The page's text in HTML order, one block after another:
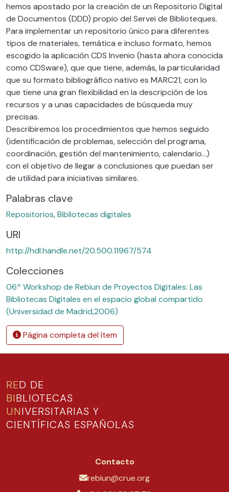
hemos apostado por la creación de un Repositorio Digital
de Documentos (DDD) propio del Servei de Biblioteques.
Para implementar un repositorio único para diferentes
tipos de materiales, temática e incluso formato, hemos
escogido la aplicación CDS Invenio (hasta ahora conocida
como CDSware), que que tiene, además, la particularidad
que su formato bibliográfico nativo es MARC21, con lo
que tiene una gran flexibilidad en la descripción de los
recursos y a unas capacidades de búsqueda muy
precisas.
Describiremos los procedimientos que hemos seguido
(identificación de problemas, selección del programa,
coordinación, gestión del mantenimiento, calendario...)
con el objetivo de llegar a conclusiones que puedan ser
de utilidad para iniciativas similares.
Palabras clave
Repositorios,Bibliotecas digitales
URI
http://hdl.handle.net/20.500.11967/574
Colecciones
06º Workshop de Rebiun de Proyectos Digitales: Las
Bibliotecas Digitales en el espacio global compartido
(Universidad de Madrid,2006)
Página completa del ítem
RED DE
BIBLIOTECAS
UNIVERSITARIAS Y
CIENTÍFICAS ESPAÑOLAS
Contacto
rebiun@crue.org